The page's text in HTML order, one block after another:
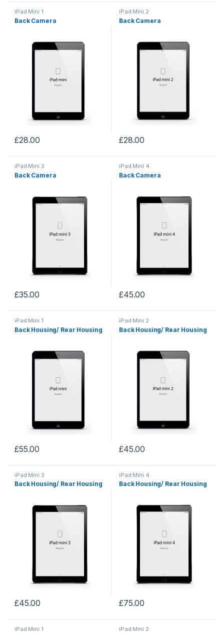
iPad Mini 1
Back Camera
£28.00
iPad Mini 2
Back Camera
£28.00
iPad Mini 3
Back Camera
£35.00
iPad Mini 4
Back Camera
£45.00
iPad Mini 1
Back Housing/ Rear Housing
£55.00
iPad Mini 2
Back Housing/ Rear Housing
£45.00
iPad Mini 3
Back Housing/ Rear Housing
£45.00
iPad Mini 4
Back Housing/ Rear Housing
£75.00
iPad Mini 1 iPad Mini 2